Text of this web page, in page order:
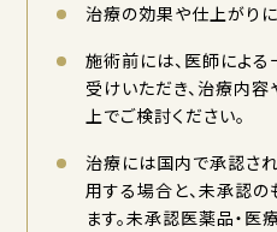
治療の効果や仕上がり
施術前には、医師によ
受けいただき、治療内
上でご検討ください。
治療には国内で承認さ
用する場合と、未承認
ます。未承認医薬品・